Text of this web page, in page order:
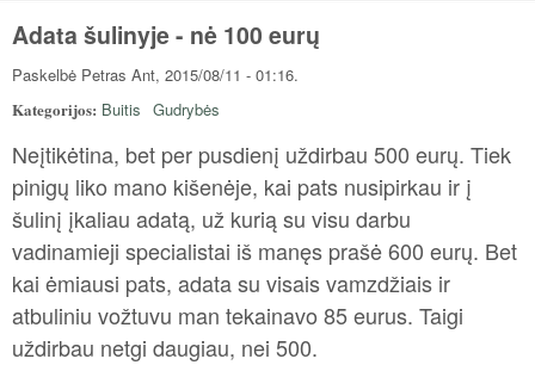
Adata šulinyje - nė 100 eurų
Paskelbė Petras Ant, 2015/08/11 - 01:16.
Kategorijos: Buitis Gudrybės
Neįtikėtina, bet per pusdienį uždirbau 500 eurų. Tiek
pinigų liko mano kišenėje, kai pats nusipirkau ir į
šulinį įkaliau adatą, už kurią su visu darbu
vadinamieji specialistai iš manęs prašė 600 eurų. Bet
kai ėmiausi pats, adata su visais vamzdžiais ir
atbuliniu vožtuvu man tekainavo 85 eurus. Taigi
uždirbau netgi daugiau, nei 500.